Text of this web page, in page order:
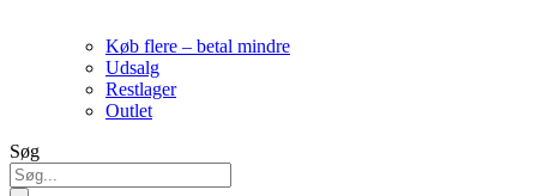
Køb flere – betal mindre
Udsalg
Restlager
Outlet
Søg